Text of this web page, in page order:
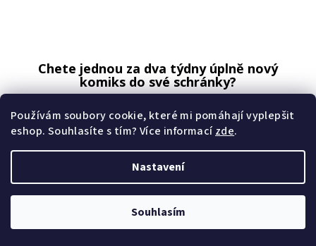
Používám soubory cookie, které mi pomáhají vyplepšit
eshop. Souhlasíte s tím? Více informacízde.
Nastavení
Souhlasím
Chete jednou za dva týdny úplně nový
komiks do své schránky?